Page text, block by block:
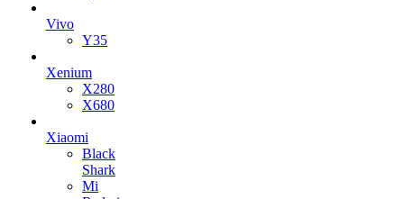
Vivo
Y35
Xenium
X280
X680
Xiaomi
Black
Shark
Mi